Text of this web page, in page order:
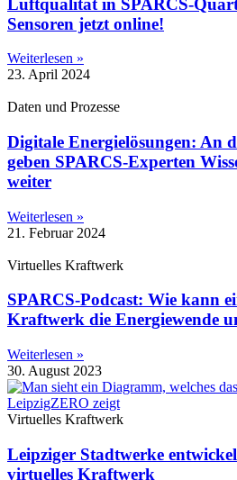
Sensoren jetzt online!
Weiterlesen »
23. April 2024
Daten und Prozesse
Digitale Energielösungen: An
geben SPARCS-Experten
weiter
Weiterlesen »
21. Februar 2024
Virtuelles Kraftwerk
SPARCS-Podcast: Wie kann
Kraftwerk die Energiewende
Weiterlesen »
30. August 2023
Virtuelles Kraftwerk
Leipziger Stadtwerke
virtuelles Kraftwerk